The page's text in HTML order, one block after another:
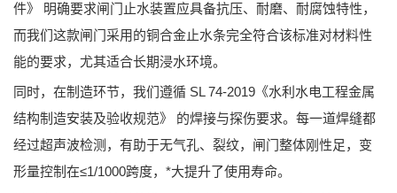
件》
明确要求闸门止水装置应具备抗压、耐磨、耐腐蚀特性，
而我们这款闸门采用的铜合金止水条完全符合该标准对材料性
能的要求，尤其适合长期浸水环境。
同时，在制造环节，我们遵循 SL 74-2019《水利水电工程金属
结构制造安装及验收规范》
的焊接与探伤要求。每一道焊缝都
经过超声波检测，有助于无气孔、裂纹，闸门整体刚性足，变
形量控制在≤1/1000跨度，*大提升了使用寿命。